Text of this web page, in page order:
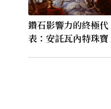
鑽石影響力的終極代
表：安託瓦內特珠寶